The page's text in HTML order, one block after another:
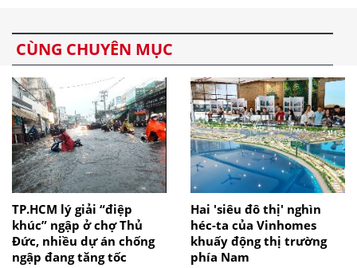
CÙNG CHUYÊN MỤC
TP.HCM lý giải “điệp
khúc” ngập ở chợ Thủ
Đức, nhiều dự án chống
ngập đang tăng tốc
Hai 'siêu đô thị' nghìn
héc-ta của Vinhomes
khuấy động thị trường
phía Nam